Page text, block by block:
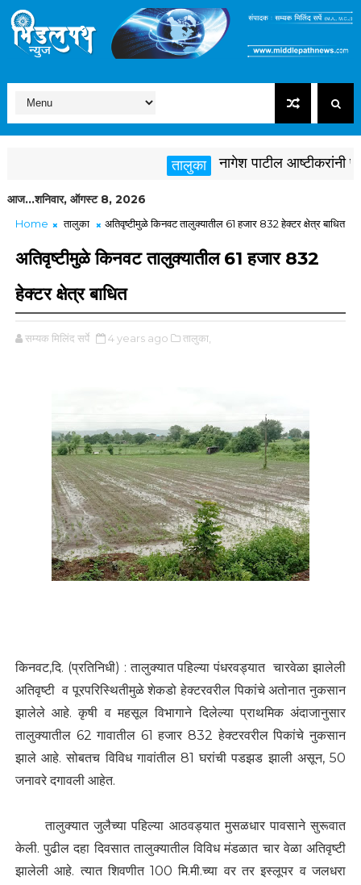
तालुका नागेश पाटील आष्टीकरांनी
आज...शनिवार, ऑगस्ट 8, 2026
Home तालुका अतिवृष्टीमुळे किनवट तालुक्यातील 61 हजार 832 हेक्टर क्षेत्र बाधित
अतिवृष्टीमुळे किनवट तालुक्यातील 61 हजार 832
हेक्टर क्षेत्र बाधित
सम्यक मिलिंद सर्पे 4 years ago तालुका,
किनवट,दि. (प्रतिनिधी) : तालुक्यात पहिल्या पंधरवड्यात चारवेळा झालेली
अतिवृष्टी व पूरपरिस्थितीमुळे शेकडो हेक्टरवरील पिकांचे अतोनात नुकसान
झालेले आहे. कृषी व महसूल विभागाने दिलेल्या प्राथमिक अंदाजानुसार
तालुक्यातील 62 गावातील 61 हजार 832 हेक्टरवरील पिकांचे नुकसान
झाले आहे. सोबतच विविध गावांतील 81 घरांची पडझड झाली असून, 50
जनावरे दगावली आहेत.
तालुक्यात जुलैच्या पहिल्या आठवड्यात मुसळधार पावसाने सुरूवात
केली. पुढील दहा दिवसात तालुक्यातील विविध मंडळात चार वेळा अतिवृष्टी
झालेली आहे. त्यात शिवणीत 100 मि.मी.च्या वर तर इस्लूपर व जलधरा